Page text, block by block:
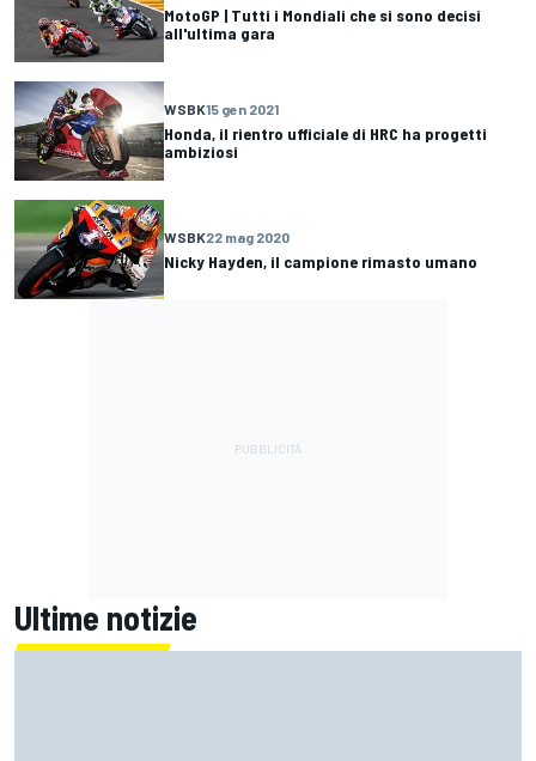
MotoGP | Tutti i Mondiali che si sono decisi
all'ultima gara
WSBK15 gen 2021
Honda, il rientro ufficiale di HRC ha progetti
ambiziosi
WSBK22 mag 2020
Nicky Hayden, il campione rimasto umano
Ultime notizie